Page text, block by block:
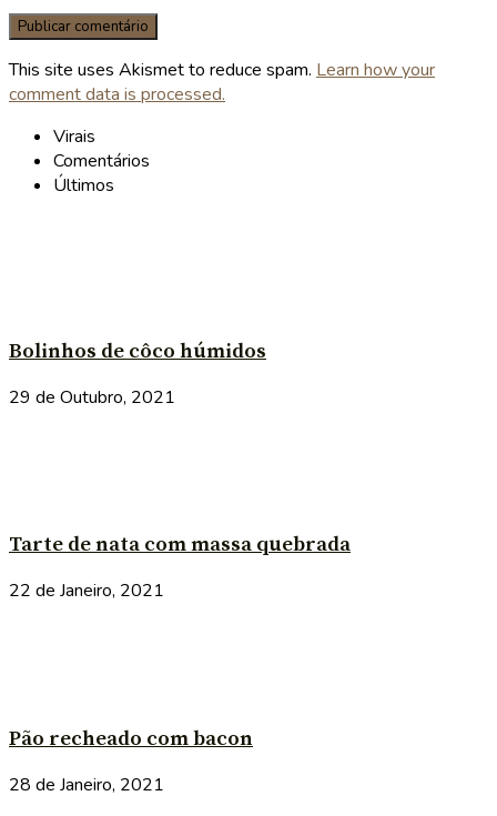
This site uses Akismet to reduce spam. Learn how your
comment data is processed.
Virais
Comentários
Últimos
Bolinhos de côco húmidos
29 de Outubro, 2021
Tarte de nata com massa quebrada
22 de Janeiro, 2021
Pão recheado com bacon
28 de Janeiro, 2021